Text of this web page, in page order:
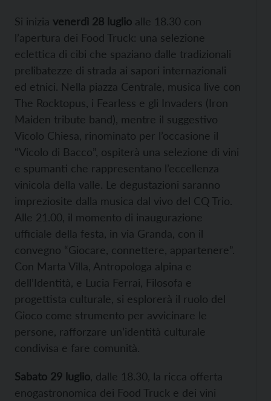
Si inizia venerdì 28 luglio alle 18.30 con
l’apertura dei Food Truck: una selezione
eclettica di cibi che spaziano dalle tradizionali
prelibatezze di strada ai sapori internazionali
ed etnici. Nella piazza Centrale, musica live con
The Rocktopus, i Fearless e gli Invaders (Iron
Maiden tribute band), mentre il suggestivo
Vicolo Chiesa, rinominato per l’occasione il
“Vicolo di Bacco”, ospiterà una selezione di vini
e spumanti che rappresentano l’eccellenza
vinicola della valle. Le degustazioni saranno
impreziosite dalla musica dal vivo del CQ Trio.
Alle 21.00, il momento di inaugurazione
ufficiale della festa, in via Granda, con il
convegno “Giocare, connettere, appartenere”.
Con Marta Villa, Antropologa alpina e
dell’Identità, e Lucia Ferrai, Filosofa e
progettista culturale, si esplorerà il ruolo del
Gioco come strumento per avvicinare le
persone, rafforzare un’identità culturale
condivisa e fare comunità.
Sabato 29 luglio , dalle 18.30, la ricca offerta
enogastronomica dei Food Truck e dei vini